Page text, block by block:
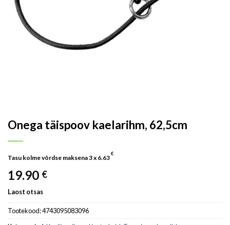
Onega täispoov kaelarihm, 62,5cm
Tasu kolme võrdse maksena 3 x 6.63
€
19.90 €
Laost otsas
Tootekood:4743095083096